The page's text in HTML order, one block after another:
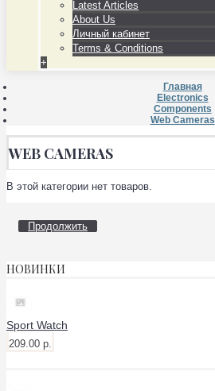
Latest Articles
About Us
Личный кабинет
Terms & Conditions
+
Главная
Electronics
Components
Web Cameras
WEB CAMERAS
В этой категории нет товаров.
Продолжить
НОВИНКИ
Sport Watch
209.00 р.